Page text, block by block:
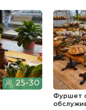
25-30
Фуршет